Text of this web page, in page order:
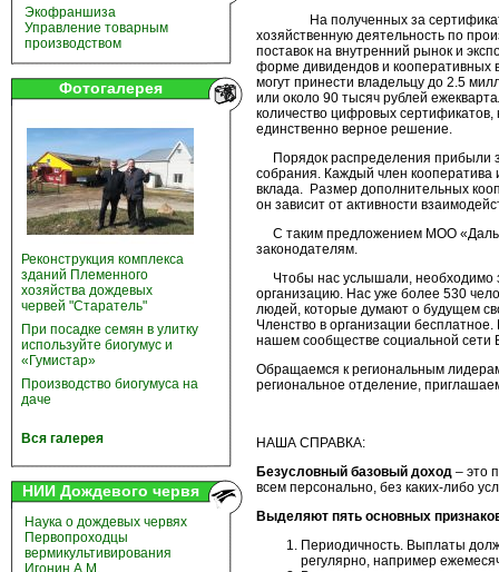
Экофраншиза
Управление товарным
производством
Фотогалерея
Реконструкция комплекса
зданий Племенного
хозяйства дождевых
червей "Старатель"
При посадке семян в улитку
используйте биогумус и
«Гумистар»
Производство биогумуса на
даче
Вся галерея
НИИ Дождевого червя
Наука о дождевых червях
Первопроходцы
вермикультивирования
Игонин А.М.
На полученных за сертификаты
хозяйственную деятельность по
поставок на внутренний рынок и
форме дивидендов и кооперативных
могут принести владельцу до 2.5
или около 90 тысяч рублей
количество цифровых
единственно верное решение.
Порядок распределения прибыли
собрания. Каждый член кооператива
вклада. Размер дополнительных
он зависит от активности
С таким предложением МОО
законодателям.
Чтобы нас услышали, необходимо
организацию. Нас уже более 530
людей, которые думают о будущем
Членство в организации
нашем сообществе социальной сети
Обращаемся к региональным
региональное отделение,
НАША СПРАВКА:
Безусловный базовый доход – это
всем персонально, без каких-либо
Выделяют пять основных
Периодичность. Выплаты
регулярно, например